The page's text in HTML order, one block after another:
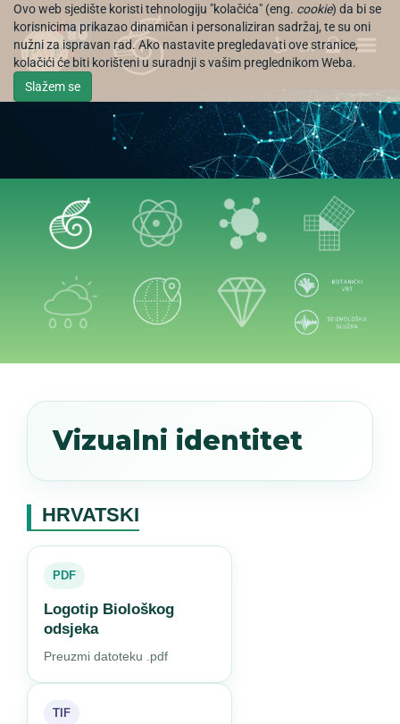
Ovo web sjedište koristi tehnologiju "kolačića" (eng. cookie) da bi se
korisnicima prikazao dinamičan i personaliziran sadržaj, te su oni
nužni za ispravan rad. Ako nastavite pregledavati ove stranice,
kolačići će biti korišteni u suradnji s vašim preglednikom Weba.
Slažem se
EN
Vizualni identitet
HRVATSKI
PDF
Logotip Biološkog
odsjeka
Preuzmi datoteku .pdf
TIF